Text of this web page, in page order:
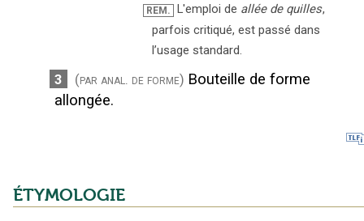
REM. L'emploi de allée de quilles,
parfois critiqué, est passé dans
l’usage standard.
3 (par anal. de forme) Bouteille de forme
allongée.
ÉTYMOLOGIE